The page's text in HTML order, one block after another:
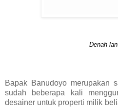
Denah
Bapak Banudoyo merupakan
sudah beberapa kali
desainer untuk properti milik